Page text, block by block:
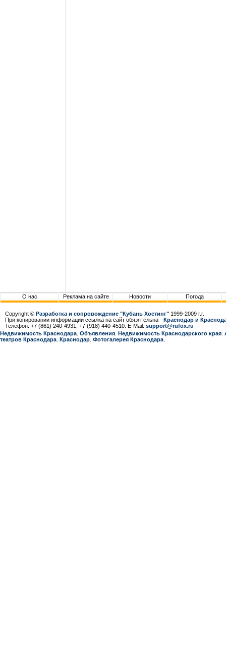
О нас Реклама на сайте Новости Погода
Copyright © Разработка и сопровождение "Кубань Хостинг" 1999-2009 г.г.
При копировании информации ссылка на сайт обязятельна - Краснодар и
Телефон: +7 (861) 240-4931, +7 (918) 440-4510. E-Mail: support@rufox.ru
Недвижимость Краснодара Объявления Недвижимость Краснодарcкого края
театров Краснодара Краснодар Фотогалерея Краснодара